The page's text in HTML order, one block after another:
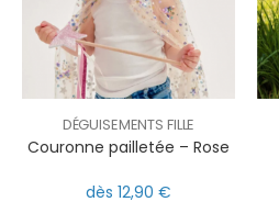
DÉGUISEMENTS FILLE
Couronne pailletée – Rose
dès 12,90 €